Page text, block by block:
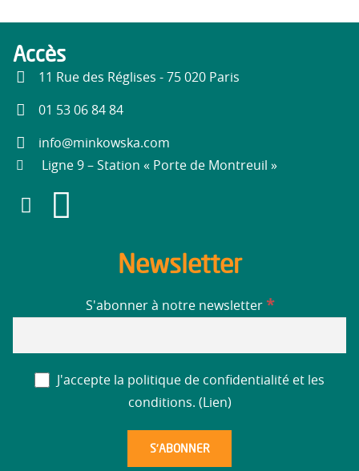
Accès
11 Rue des Réglises - 75 020 Paris
01 53 06 84 84
info@minkowska.com
Ligne 9 – Station « Porte de Montreuil »
Newsletter
S'abonner à notre newsletter *
J'accepte la politique de confidentialité et les
conditions. ( Lien)